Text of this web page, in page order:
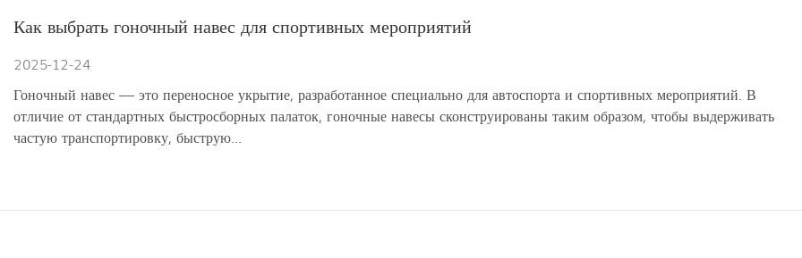
Как выбрать гоночный навес для спортивных мероприятий
2025-12-24
Гоночный навес — это переносное укрытие, разработанное специально для автоспорта и спортивных мероприятий. В
отличие от стандартных быстросборных палаток, гоночные навесы сконструированы таким образом, чтобы выдерживать
частую транспортировку, быструю...